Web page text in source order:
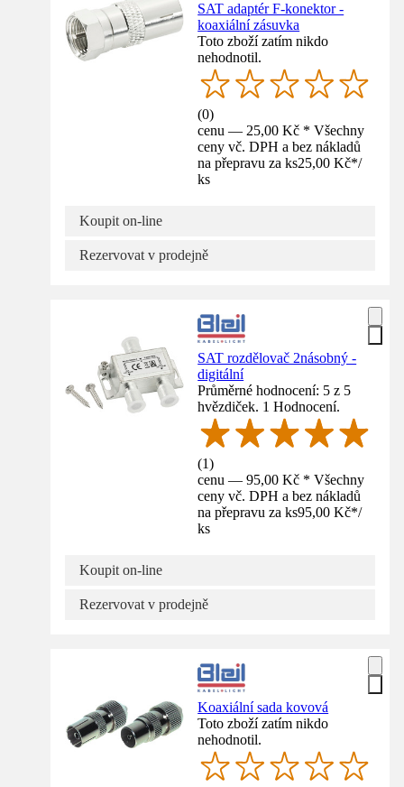
SAT adaptér F-konektor -
koaxiální zásuvka
Toto zboží zatím nikdo
nehodnotil.
(0)
cenu — 25,00 Kč * Všechny
ceny vč. DPH a bez nákladů
na přepravu za ks25,00 Kč*/
ks
Koupit on-line
Rezervovat v prodejně
SAT rozdělovač 2násobný -
digitální
Průměrné hodnocení: 5 z 5
hvězdiček. 1 Hodnocení.
(1)
cenu — 95,00 Kč * Všechny
ceny vč. DPH a bez nákladů
na přepravu za ks95,00 Kč*/
ks
Koupit on-line
Rezervovat v prodejně
Koaxiální sada kovová
Toto zboží zatím nikdo
nehodnotil.